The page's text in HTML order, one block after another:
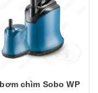
chìm Sobo WP